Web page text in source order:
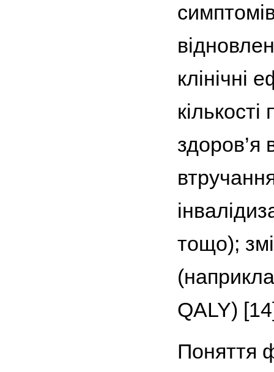
клінічні
здоров’я
тощо);
QALY)
Поняття